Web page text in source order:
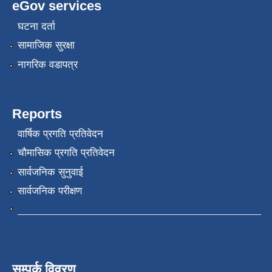
eGov services
घटना दर्ता
सामाजिक सुरक्षा
नागरिक वडापत्र
Reports
वार्षिक प्रगति प्रतिवेदन
चौमासिक प्रगति प्रतिवेदन
सार्वजनिक सुनुवाई
सार्वजनिक परीक्षण